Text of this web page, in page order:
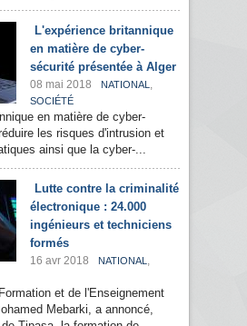
L'expérience britannique
en matière de cyber-
sécurité présentée à Alger
08 mai 2018 NATIONAL ,
SOCIÉTÉ
en matière de cyber-
les risques d'intrusion et
ainsi que la cyber-...
Lutte contre la criminalité
électronique : 24.000
ingénieurs et techniciens
formés
16 avr 2018 NATIONAL ,
et de l'Enseignement
Mebarki, a annoncé,